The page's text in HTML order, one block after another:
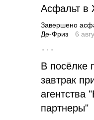
Асфальт
Завершено
Де-Фриз
6
···
В посёлке
завтрак
агентства
партнеры"